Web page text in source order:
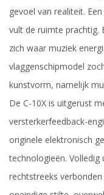
gevoel van realiteit.
vult de ruimte prachtig.
zich waar muziek
vlaggenschipmodel
kunstvorm, namelijk
De C-10X is uitgerust
versterkerfeedback-
originele elektronisch
technologieën. Volledig
rechtstreeks